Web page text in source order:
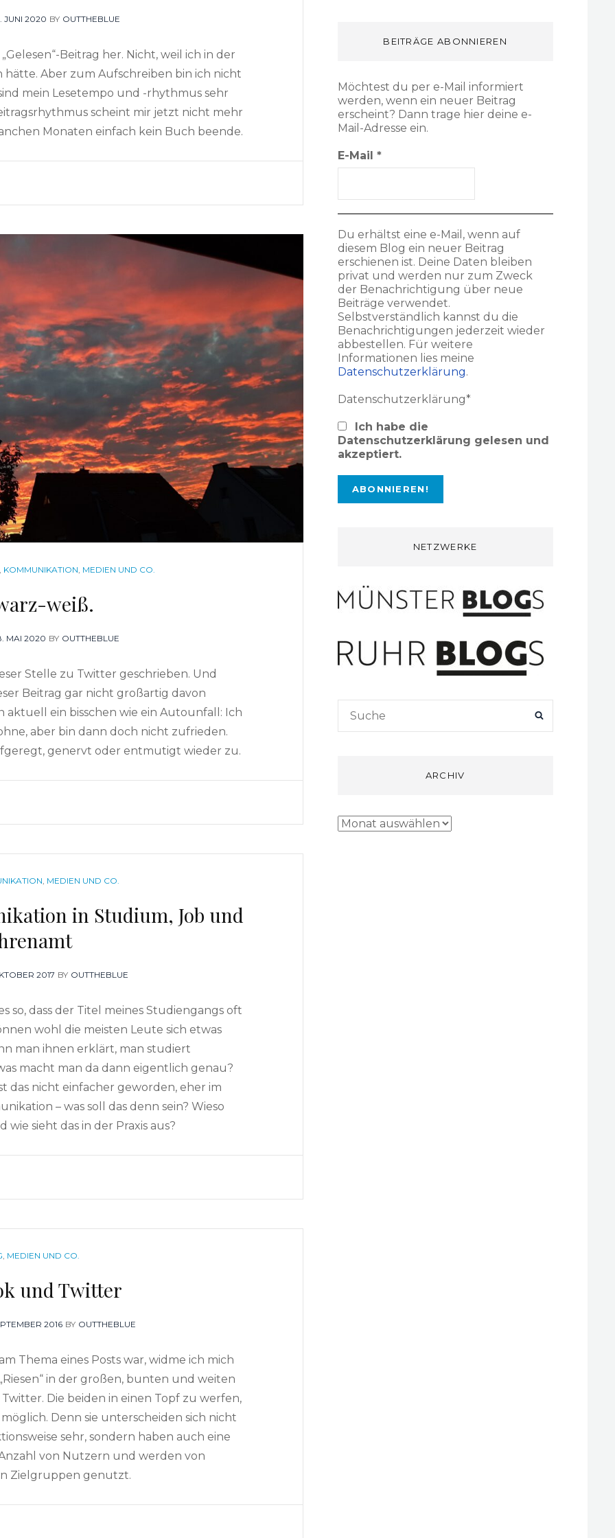
JUNI 2020 BY OUTTHEBLUE
Beitrag her. Nicht, weil ich in der
hätte. Aber zum Aufschreiben bin ich nicht
mein Lesetempo und -rhythmus sehr
scheint mir jetzt nicht mehr
Monaten einfach kein Buch beende.
, KOMMUNIKATION, MEDIEN UND CO.
weiß.
MAI 2020 BY OUTTHEBLUE
Stelle zu Twitter geschrieben. Und
Beitrag gar nicht großartig davon
ein bisschen wie ein Autounfall: Ich
aber bin dann doch nicht zufrieden.
genervt oder entmutigt wieder zu.
, MEDIEN UND CO.
in Studium, Job und
2017 BY OUTTHEBLUE
so, dass der Titel meines Studiengangs oft
wohl die meisten Leute sich etwas
man ihnen erklärt, man studiert
macht man da dann eigentlich genau?
das nicht einfacher geworden, eher im
– was soll das denn sein? Wieso
wie sieht das in der Praxis aus?
, MEDIEN UND CO.
und Twitter
2016 BY OUTTHEBLUE
Thema eines Posts war, widme ich mich
in der großen, bunten und weiten
Die beiden in einen Topf zu werfen,
Denn sie unterscheiden sich nicht
sehr, sondern haben auch eine
von Nutzern und werden von
Zielgruppen genutzt.
BEITRÄGE ABONNIEREN
Möchtest du per e-Mail informiert
werden, wenn ein neuer Beitrag
erscheint? Dann trage hier deine e-
Mail-Adresse ein.
E-Mail *
Du erhältst eine e-Mail, wenn auf
diesem Blog ein neuer Beitrag
erschienen ist. Deine Daten bleiben
privat und werden nur zum Zweck
der Benachrichtigung über neue
Beiträge verwendet.
Selbstverständlich kannst du die
Benachrichtigungen jederzeit wieder
abbestellen. Für weitere
Informationen lies meine
Datenschutzerklärung.
Datenschutzerklärung*
Ich habe die
Datenschutzerklärung gelesen und
akzeptiert.
NETZWERKE
Search
ARCHIV
Archiv